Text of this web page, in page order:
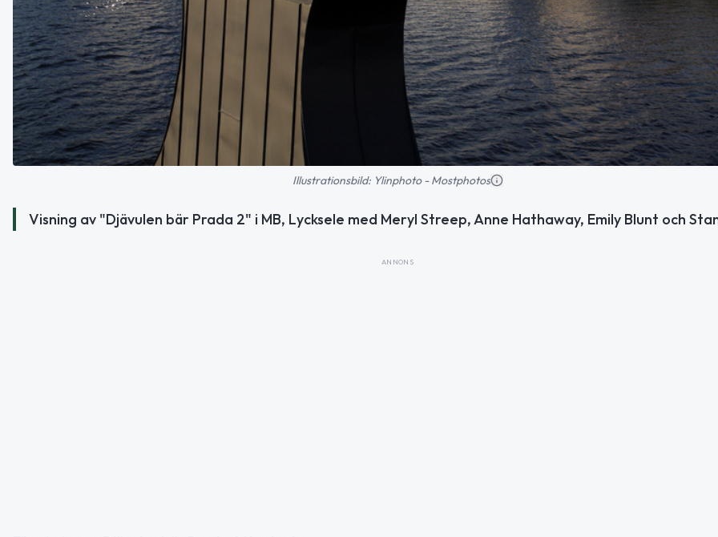
Illustrationsbild: Ylinphoto - Mostphotos
Visning av "Djävulen bär Prada 2" i MB, Lycksele med Meryl Streep, Anne Hathaway, Emily Blunt och
ANNONS